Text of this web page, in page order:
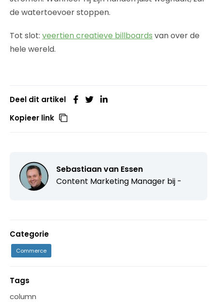
de watertoevoer stoppen.
Tot slot: veertien creatieve billboards van over de
hele wereld.
Deel dit artikel
Kopieer link
Sebastiaan van Essen
Content Marketing Manager bij -
Categorie
Commerce
Tags
column